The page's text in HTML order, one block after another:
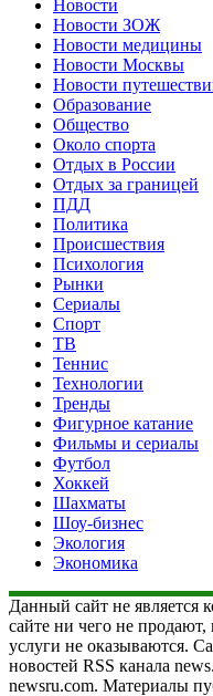
Новости
Новости ЗОЖ
Новости медицины
Новости Москвы
Новости
Образование
Общество
Около спорта
Отдых в России
Отдых за границей
ПДД
Политика
Происшествия
Психология
Рынки
Сериалы
Спорт
ТВ
Теннис
Технологии
Тренды
Фигурное катание
Фильмы и сериалы
Футбол
Хоккей
Шахматы
Шоу-бизнес
Экология
Экономика
Данный сайт не является
сайте ни чего не
услуги не оказываются.
новостей RSS канала
newsru.com. Материалы